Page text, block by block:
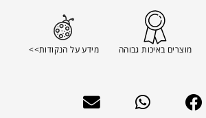
מוצרים באיכות גבוהה מידע על הנקודות>>